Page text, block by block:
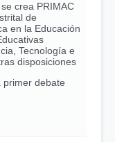
crea PRIMAC
de
en la Educación
Tecnología e
disposiciones
primer debate